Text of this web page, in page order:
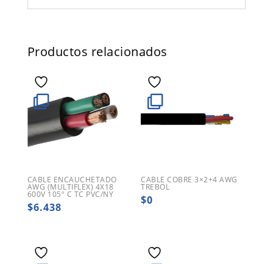
Productos relacionados
CABLE ENCAUCHETADO
AWG (MULTIFLEX) 4X18
600V 105º C TC PVC/NY
$6.438
CABLE COBRE 3×2+4 AWG
TREBOL
$0